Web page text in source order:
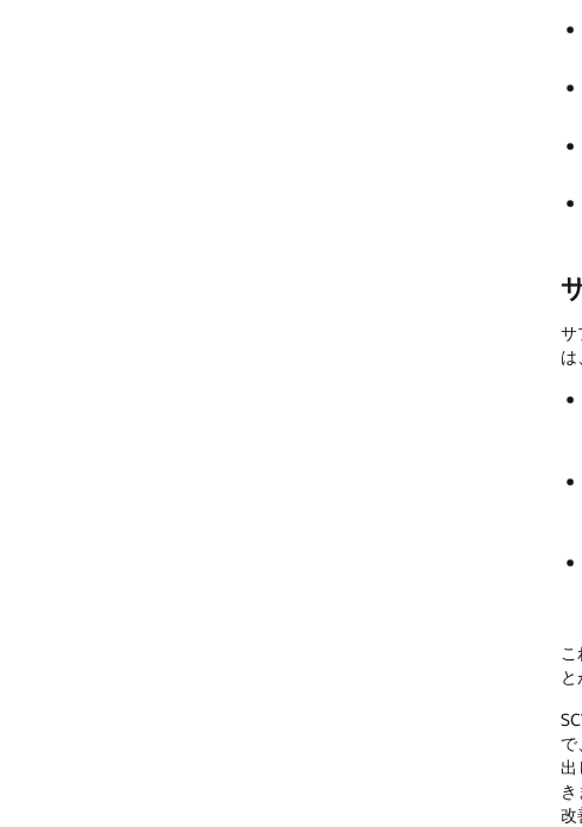
サ
は
と
出
改